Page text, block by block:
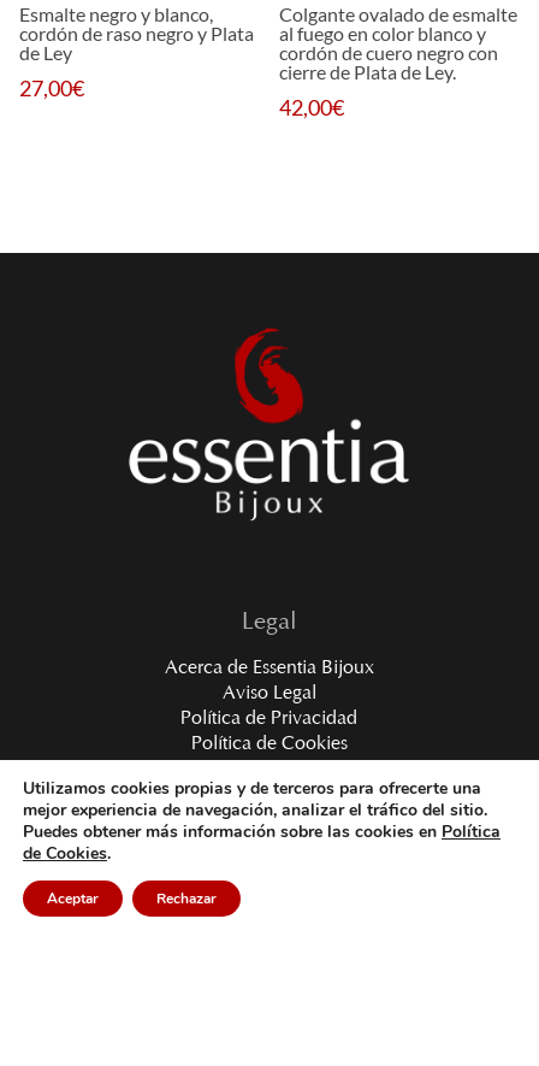
Esmalte negro y blanco,
cordón de raso negro y Plata
de Ley
27,00€
Colgante ovalado de esmalte
al fuego en color blanco y
cordón de cuero negro con
cierre de Plata de Ley.
42,00€
Legal
Acerca de Essentia Bijoux
Aviso Legal
Política de Privacidad
Política de Cookies
Contacto
Formulario de Contacto
contacto@essentiabijoux.com
Utilizamos cookies propias y de terceros para ofrecerte una
mejor experiencia de navegación, analizar el tráfico del sitio.
Puedes obtener más información sobre las cookies en Política
de Cookies.
Aceptar Rechazar